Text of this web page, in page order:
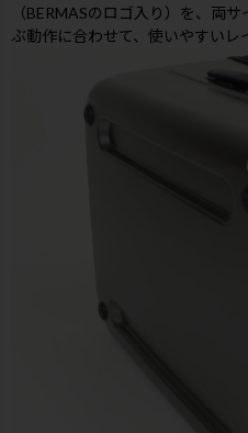
（BERMASのロゴ入り）を、両
ぶ動作に合わせて、使いやすいレ